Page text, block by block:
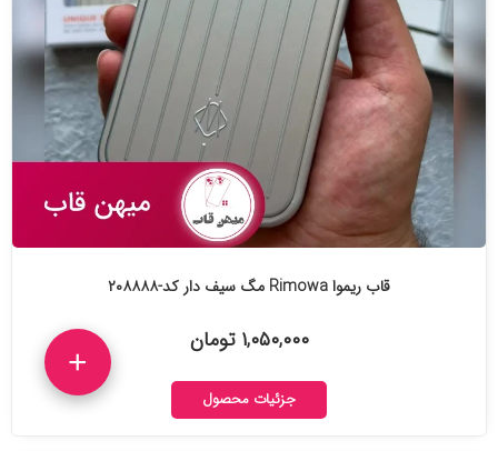
قاب ریموا Rimowa مگ سیف دار کد-۲۰۸۸۸۸
۱,۰۵۰,۰۰۰ تومان
جزئیات محصول
+